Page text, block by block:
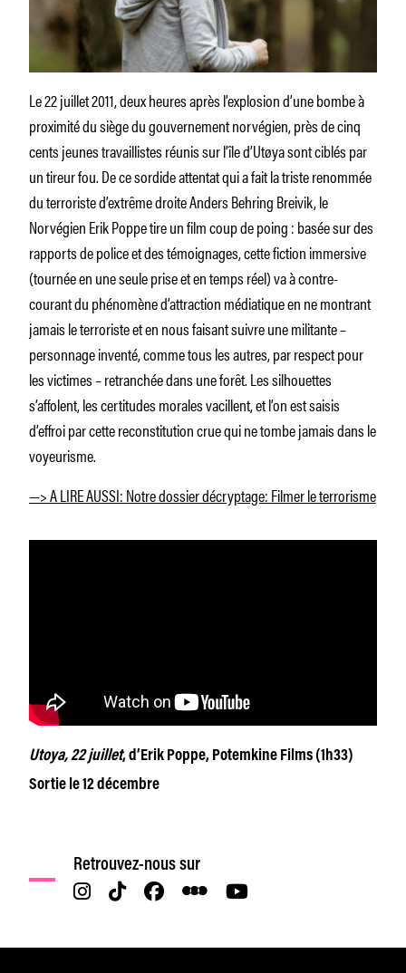
Le 22 juillet 2011, deux heures après l’explosion d’une bombe à
proximité du siège du gouvernement norvégien, près de cinq
cents jeunes travaillistes réunis sur l’île d’Utøya sont ciblés par
un tireur fou. De ce sordide attentat qui a fait la triste renommée
du terroriste d’extrême droite Anders Behring Breivik, le
Norvégien Erik Poppe tire un film coup de poing : basée sur des
rapports de police et des témoignages, cette fiction immersive
(tournée en une seule prise et en temps réel) va à contre-
courant du phénomène d’attraction médiatique en ne montrant
jamais le terroriste et en nous faisant suivre une militante –
personnage inventé, comme tous les autres, par respect pour
les victimes – retranchée dans une forêt. Les silhouettes
s’affolent, les certitudes morales vacillent, et l’on est saisis
d’effroi par cette reconstitution crue qui ne tombe jamais dans le
voyeurisme.
—> A LIRE AUSSI: Notre dossier décryptage: Filmer le terrorisme
Utoya, 22 juillet, d’Erik Poppe, Potemkine Films (1h33)
Sortie le 12 décembre
Retrouvez-nous sur